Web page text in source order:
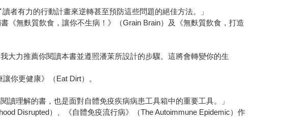
者有力的行動計畫來逆轉甚至預防這些問題的絕佳方法。」
《無麩質飲食，讓你不生病！》（Grain Brain）及《無麩質飲食，打造
大力推薦你閱讀本書並遵照潘茉所設計的步驟。這將會轉變你的生
你更健康》（Eat Dirt）。
讀理解的書，也是面對自體免疫疾病病患工具箱中的重要工具。」
Disrupted）、《自體免疫流行病》（The Autoimmune Epidemic）作